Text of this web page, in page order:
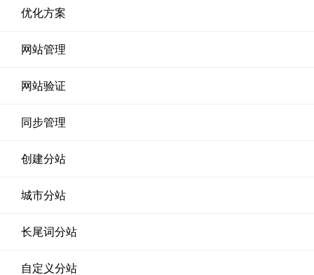
优化方案
网站管理
网站验证
同步管理
创建分站
城市分站
长尾词分站
自定义分站